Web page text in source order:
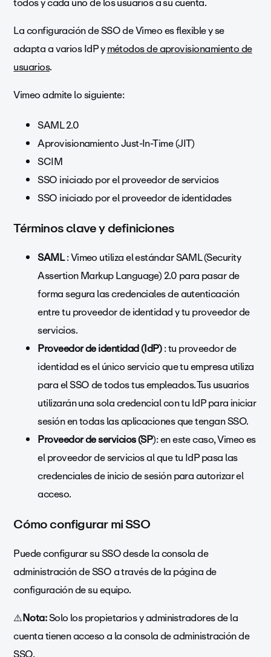
La configuración de SSO de Vimeo es flexible y se
adapta a varios IdP ymétodos de aprovisionamiento de
usuarios.
Vimeo admite lo siguiente:
SAML 2.0
Aprovisionamiento Just-In-Time (JIT)
SCIM
SSO iniciado por el proveedor de servicios
SSO iniciado por el proveedor de identidades
Términos clave y definiciones
SAML: Vimeo utiliza el estándar SAML (Security
Assertion Markup Language) 2.0 para pasar de
forma segura las credenciales de autenticación
entre tu proveedor de identidad y tu proveedor de
servicios.
Proveedor de identidad (IdP): tu proveedor de
identidad es el único servicio que tu empresa utiliza
para el SSO de todos tus empleados. Tus usuarios
utilizarán una sola credencial con tu IdP para iniciar
sesión en todas las aplicaciones que tengan SSO.
Proveedor de servicios (SP): en este caso, Vimeo es
el proveedor de servicios al que tu IdP pasa las
credenciales de inicio de sesión para autorizar el
acceso.
Cómo configurar mi SSO
Puede configurar su SSO desde la consola de
administración de SSO a través de la página de
configuración de su equipo.
⚠️Nota:Solo los propietarios y administradores de la
cuenta tienen acceso a la consola de administración de